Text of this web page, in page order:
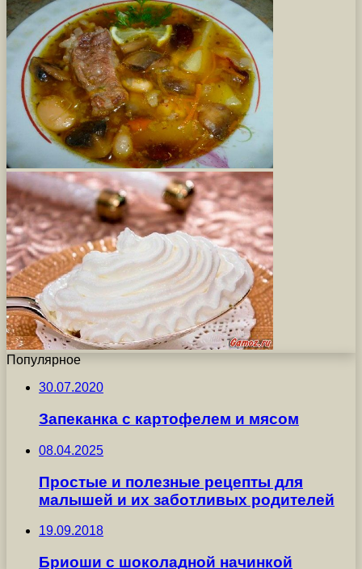
Популярное
30.07.2020
Запеканка с картофелем и мясом
08.04.2025
Простые и полезные рецепты для
малышей и их заботливых родителей
19.09.2018
Бриоши с шоколадной начинкой